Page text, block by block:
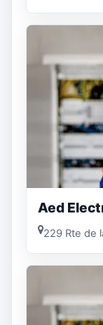
Aed
229 Rte de